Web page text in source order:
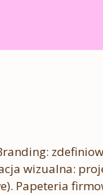
wizualna:
Papeteria